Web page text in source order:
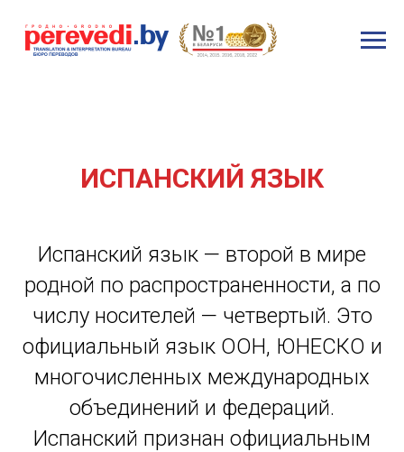
ИСПАНСКИЙ ЯЗЫК
Испанский язык — второй в мире
родной по распространенности, а по
числу носителей — четвертый. Это
официальный язык ООН, ЮНЕСКО и
многочисленных международных
объединений и федераций.
Испанский признан официальным